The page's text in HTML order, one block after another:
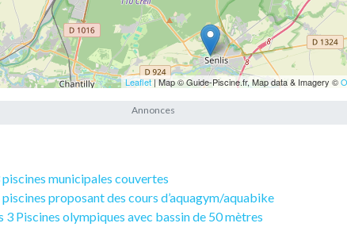
Leaflet | Map © Guide-Piscine.fr, Map data & Imagery ©
piscines municipales couvertes
piscines proposant des cours d’aquagym/aquabike
3 Piscines olympiques avec bassin de 50 mètres